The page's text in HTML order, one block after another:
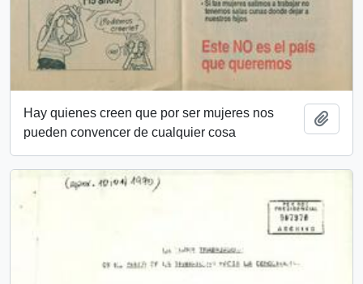
Hay quienes creen que por ser mujeres nos
pueden convencer de cualquier cosa